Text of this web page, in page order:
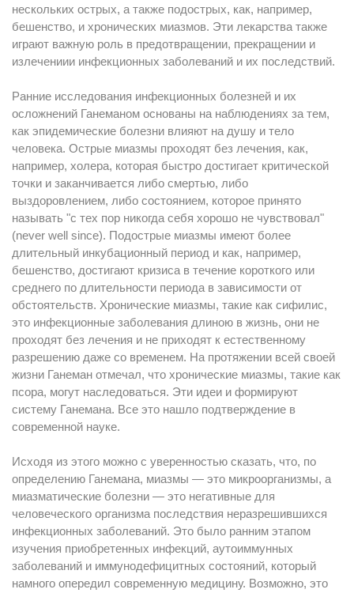
нескольких острых, а также подострых, как, например,
бешенство, и хронических миазмов. Эти лекарства также
играют важную роль в предотвращении, прекращении и
излечениии инфекционных заболеваний и их последствий.
Ранние исследования инфекционных болезней и их
осложнений Ганеманом основаны на наблюдениях за тем,
как эпидемические болезни влияют на душу и тело
человека. Острые миазмы проходят без лечения, как,
например, холера, которая быстро достигает критической
точки и заканчивается либо смертью, либо
выздоровлением, либо состоянием, которое принято
называть "с тех пор никогда себя хорошо не чувствовал"
(never well since). Подострые миазмы имеют более
длительный инкубационный период и как, например,
бешенство, достигают кризиса в течение короткого или
среднего по длительности периода в зависимости от
обстоятельств. Хронические миазмы, такие как сифилис,
это инфекционные заболевания длиною в жизнь, они не
проходят без лечения и не приходят к естественному
разрешению даже со временем. На протяжении всей своей
жизни Ганеман отмечал, что хронические миазмы, такие как
псора, могут наследоваться. Эти идеи и формируют
систему Ганемана. Все это нашло подтверждение в
современной науке.
Исходя из этого можно с уверенностью сказать, что, по
определению Ганемана, миазмы — это микроорганизмы, а
миазматические болезни — это негативные для
человеческого организма последствия неразрешившихся
инфекционных заболеваний. Это было ранним этапом
изучения приобретенных инфекций, аутоиммунных
заболеваний и иммунодефицитных состояний, который
намного опередил современную медицину. Возможно, это